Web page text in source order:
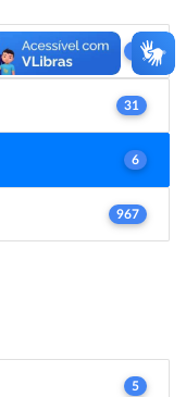
31
6
967
5